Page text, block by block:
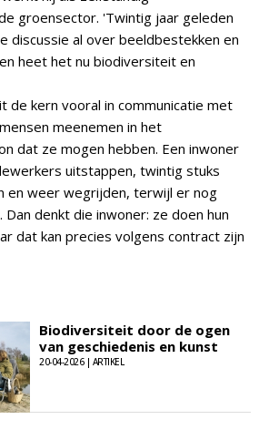
groensector. 'Twintig jaar geleden
discussie al over beeldbestekken en
heet het nu biodiversiteit en
de kern vooral in communicatie met
meenemen in het
dat ze mogen hebben. Een inwoner
uitstappen, twintig stuks
en weer wegrijden, terwijl er nog
denkt die inwoner: ze doen hun
dat kan precies volgens contract zijn
Biodiversiteit door de ogen
van geschiedenis en kunst
20-04-2026 | ARTIKEL